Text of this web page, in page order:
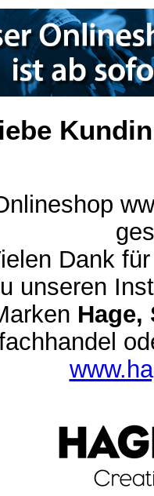
Dank
unseren
Hage,